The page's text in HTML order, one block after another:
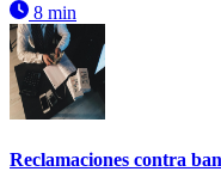
8 min
Reclamaciones contra